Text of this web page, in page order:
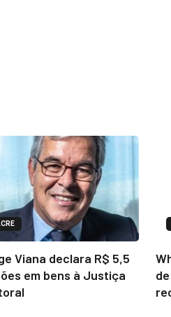
Viana declara R$ 5,5
em bens à Justiça